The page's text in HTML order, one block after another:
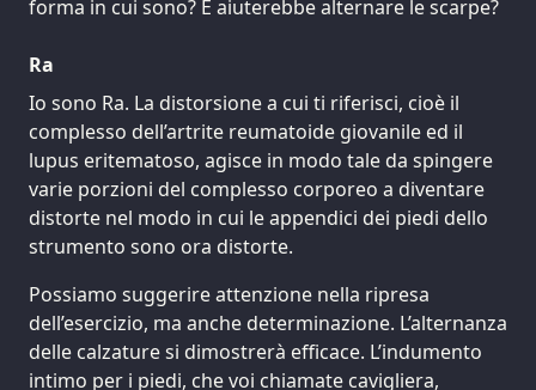
forma in cui sono? E aiuterebbe alternare le scarpe?
Ra
Io sono Ra. La distorsione a cui ti riferisci, cioè il
complesso dell’artrite reumatoide giovanile ed il
lupus eritematoso, agisce in modo tale da spingere
varie porzioni del complesso corporeo a diventare
distorte nel modo in cui le appendici dei piedi dello
strumento sono ora distorte.
Possiamo suggerire attenzione nella ripresa
dell’esercizio, ma anche determinazione. L’alternanza
delle calzature si dimostrerà efficace. L’indumento
intimo per i piedi, che voi chiamate cavigliera,